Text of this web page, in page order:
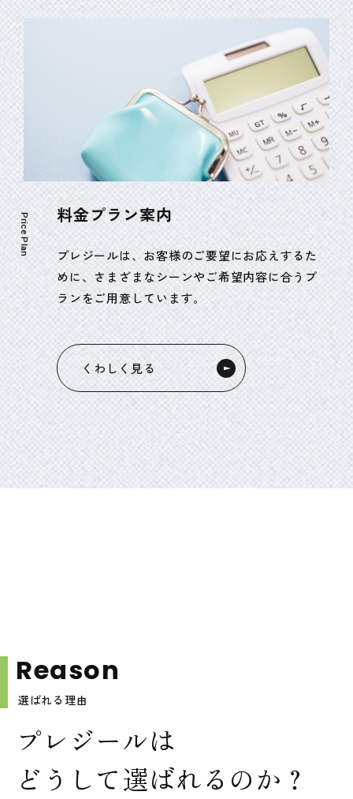
Price Plan 料金プラン案内
プレジールは、お客様のご要望にお応えするた
めに、さまざまなシーンやご希望内容に合うプ
ランをご用意しています。
くわしく見る
Reason
選ばれる理由
プレジールは
どうして選ばれるのか？